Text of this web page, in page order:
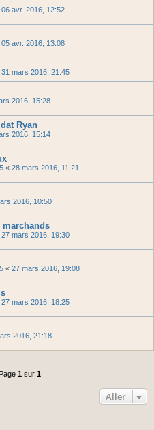
06 avr. 2016, 12:52
05 avr. 2016, 13:08
31 mars 2016, 21:45
2016, 15:28
Ryan
2016, 15:14
« 28 mars 2016, 11:21
2016, 10:50
27 mars 2016, 19:30
« 27 mars 2016, 19:08
27 mars 2016, 18:25
2016, 21:18
1 sur 1
Aller